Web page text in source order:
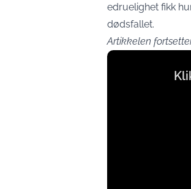
edruelighet fikk
dødsfallet.
Artikkelen
Display